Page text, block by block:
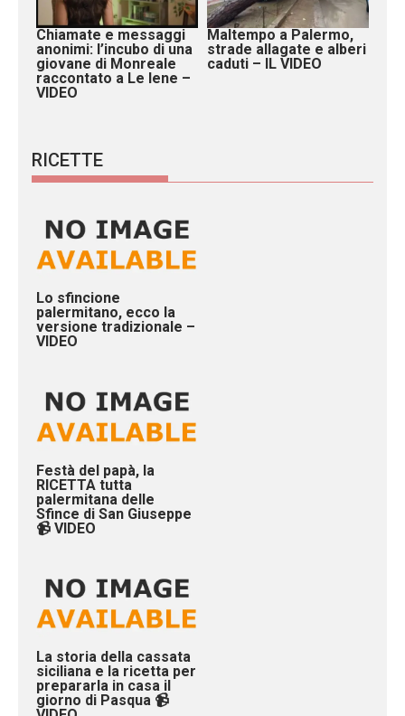
Chiamate e messaggi
anonimi: l’incubo di una
giovane di Monreale
raccontato a Le Iene –
VIDEO
Maltempo a Palermo,
strade allagate e alberi
caduti – IL VIDEO
RICETTE
Lo sfincione
palermitano, ecco la
versione tradizionale –
VIDEO
Festà del papà, la
RICETTA tutta
palermitana delle
Sfince di San Giuseppe
📹 VIDEO
La storia della cassata
siciliana e la ricetta per
prepararla in casa il
giorno di Pasqua 📹